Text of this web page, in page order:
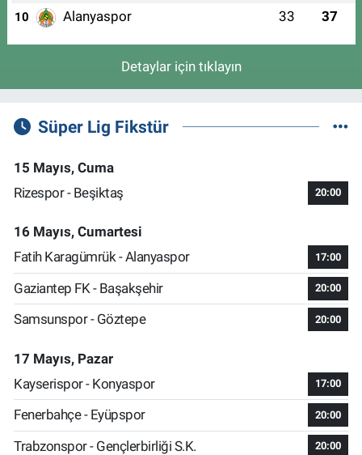
10 Alanyaspor 33 37
Detaylar için tıklayın
Süper Lig Fikstür
15 Mayıs, Cuma
Rizespor - Beşiktaş
20:00
16 Mayıs, Cumartesi
Fatih Karagümrük - Alanyaspor
17:00
Gaziantep FK - Başakşehir 20:00
Samsunspor - Göztepe 20:00
17 Mayıs, Pazar
Kayserispor - Konyaspor
17:00
Fenerbahçe - Eyüpspor 20:00
Trabzonspor - Gençlerbirliği S.K. 20:00